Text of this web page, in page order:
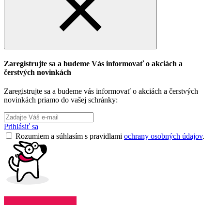
Zaregistrujte sa a budeme Vás informovať o akciách a
čerstvých novinkách
Zaregistrujte sa a budeme vás informovať o akciách a čerstvých
novinkách priamo do vašej schránky:
Prihlásiť sa
Rozumiem a súhlasím s pravidlami ochrany osobných údajov.